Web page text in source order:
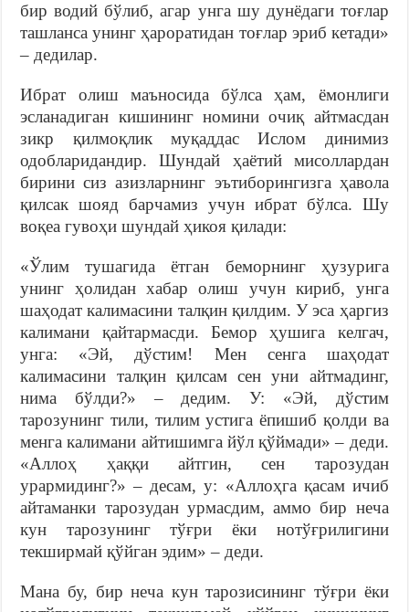
бир водий бўлиб, агар унга шу дунёдаги тоғлар
ташланса унинг ҳароратидан тоғлар эриб кетади»
– дедилар.
Ибрат олиш маъносида бўлса ҳам, ёмонлиги
эсланадиган кишининг номини очиқ айтмасдан
зикр қилмоқлик муқаддас Ислом динимиз
одобларидандир. Шундай ҳаётий мисоллардан
бирини сиз азизларнинг эътиборингизга ҳавола
қилсак шояд барчамиз учун ибрат бўлса. Шу
воқеа гувоҳи шундай ҳикоя қилади:
«Ўлим тушагида ётган беморнинг ҳузурига
унинг ҳолидан хабар олиш учун кириб, унга
шаҳодат калимасини талқин қилдим. У эса ҳаргиз
калимани қайтармасди. Бемор ҳушига келгач,
унга: «Эй, дўстим! Мен сенга шаҳодат
калимасини талқин қилсам сен уни айтмадинг,
нима бўлди?» – дедим. У: «Эй, дўстим
тарозунинг тили, тилим устига ёпишиб қолди ва
менга калимани айтишимга йўл қўймади» – деди.
«Аллоҳ ҳаққи айтгин, сен тарозудан
урармидинг?» – десам, у: «Аллоҳга қасам ичиб
айтаманки тарозудан урмасдим, аммо бир неча
кун тарозунинг тўғри ёки нотўғрилигини
текширмай қўйган эдим» – деди.
Мана бу, бир неча кун тарозисининг тўғри ёки